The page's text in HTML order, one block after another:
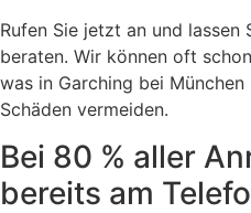
Rufen Sie jetzt an und
beraten. Wir können oft
was in Garching bei
Schäden vermeiden.
Bei 80 % aller
bereits am